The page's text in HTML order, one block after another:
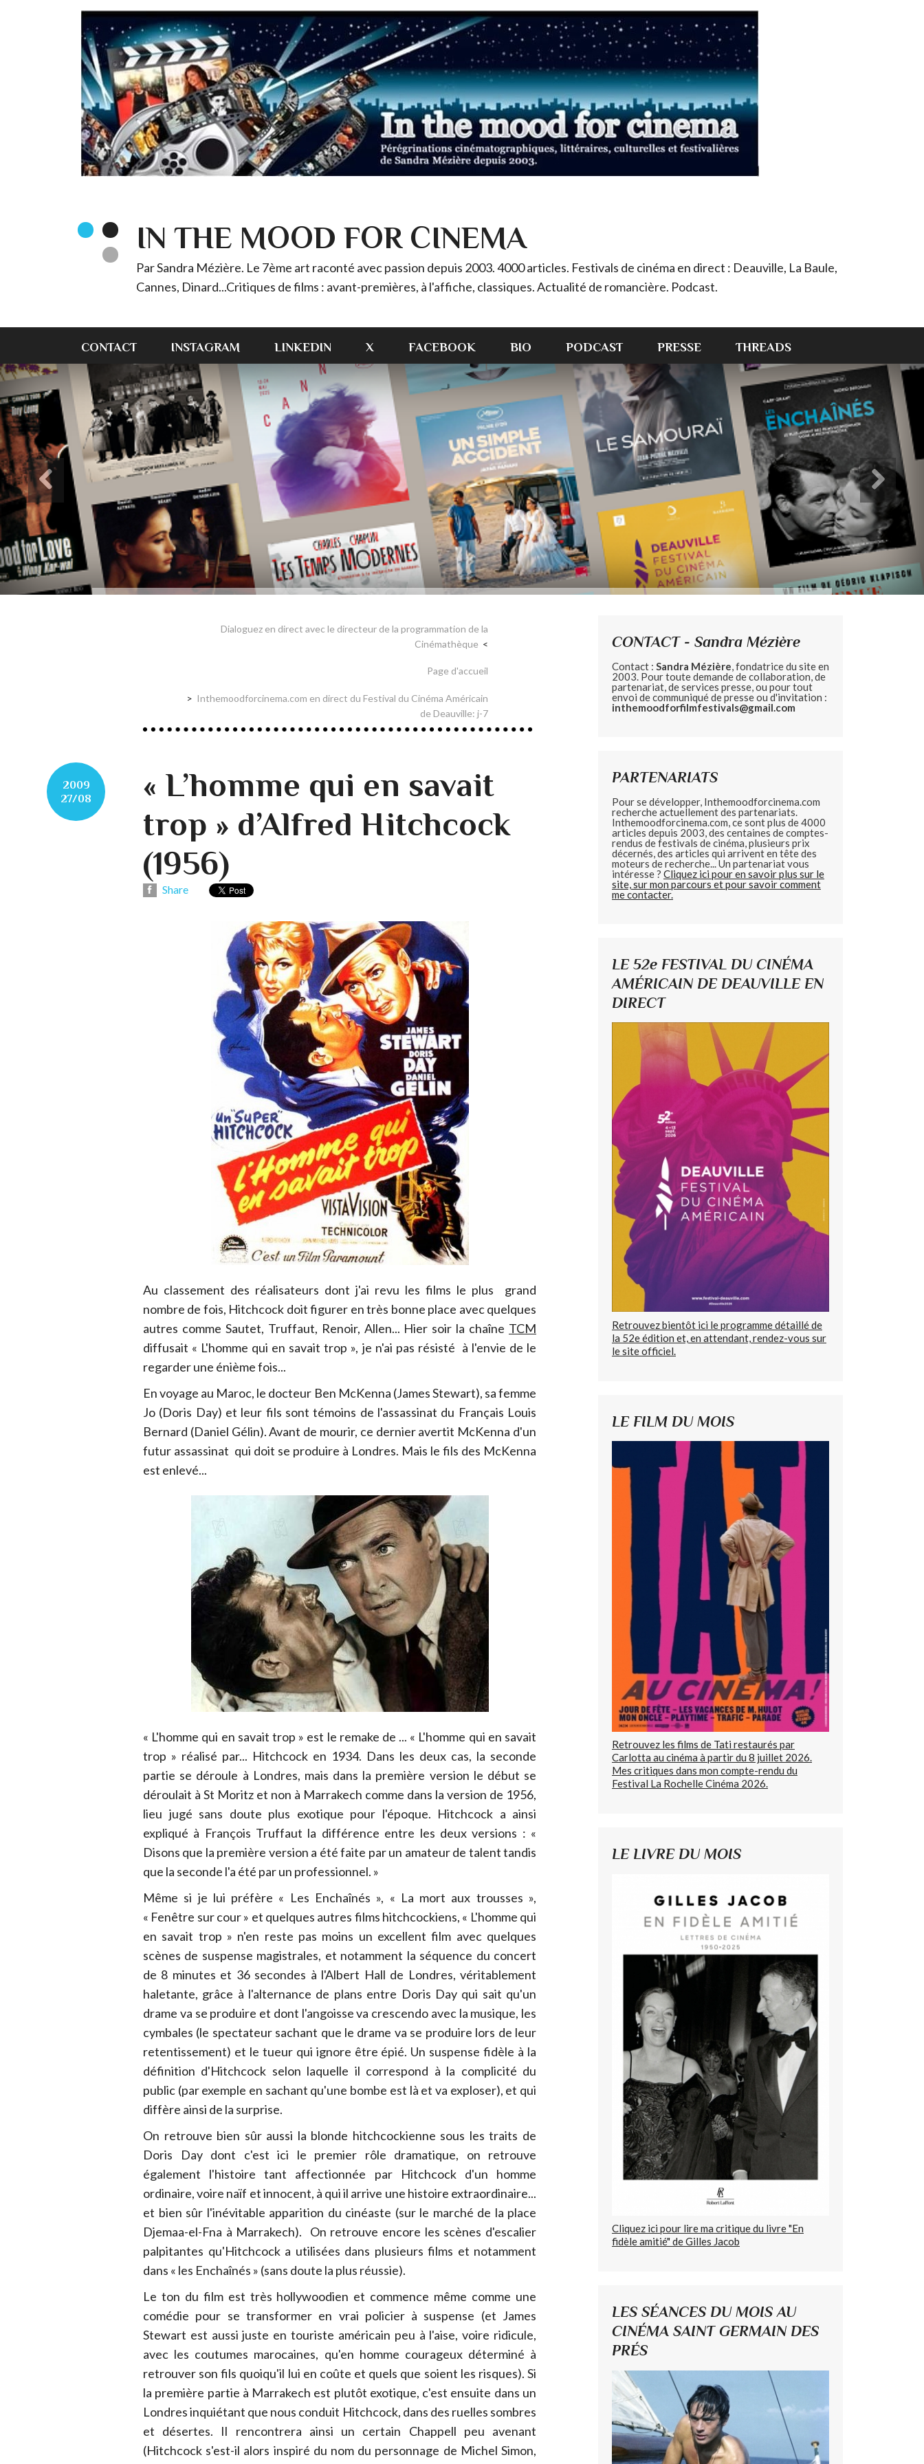
IN THE MOOD FOR CINEMA
Par Sandra Mézière. Le 7ème art raconté avec passion depuis 2003. 4000 articles. Festivals de cinéma en direct : Deauville, La Baule,
Cannes, Dinard...Critiques de films : avant-premières, à l'affiche, classiques. Actualité de romancière. Podcast.
CONTACT INSTAGRAM LINKEDIN X FACEBOOK BIO PODCAST PRESSE THREADS
Dialoguez en direct avec le directeur de la programmation de la
Cinémathèque
Page d'accueil
Inthemoodforcinema.com en direct du Festival du Cinéma Américain
de Deauville: j-7
2009
27/08
« L’homme qui en savait
trop » d’Alfred Hitchcock
(1956)
Share
Au classement des réalisateurs dont j'ai revu les films le plus grand
nombre de fois, Hitchcock doit figurer en très bonne place avec quelques
autres comme Sautet, Truffaut, Renoir, Allen... Hier soir la chaîne TCM
diffusait « L'homme qui en savait trop », je n'ai pas résisté à l'envie de le
regarder une énième fois...
En voyage au Maroc, le docteur Ben McKenna (James Stewart), sa femme
Jo (Doris Day) et leur fils sont témoins de l'assassinat du Français Louis
Bernard (Daniel Gélin). Avant de mourir, ce dernier avertit McKenna d'un
futur assassinat qui doit se produire à Londres. Mais le fils des McKenna
est enlevé...
« L'homme qui en savait trop » est le remake de ... « L'homme qui en savait
trop » réalisé par... Hitchcock en 1934. Dans les deux cas, la seconde
partie se déroule à Londres, mais dans la première version le début se
déroulait à St Moritz et non à Marrakech comme dans la version de 1956,
lieu jugé sans doute plus exotique pour l'époque. Hitchcock a ainsi
expliqué à François Truffaut la différence entre les deux versions : «
Disons que la première version a été faite par un amateur de talent tandis
que la seconde l'a été par un professionnel. »
Même si je lui préfère « Les Enchaînés », « La mort aux trousses »,
« Fenêtre sur cour » et quelques autres films hitchcockiens, « L'homme qui
en savait trop » n'en reste pas moins un excellent film avec quelques
scènes de suspense magistrales, et notamment la séquence du concert
de 8 minutes et 36 secondes à l'Albert Hall de Londres, véritablement
haletante, grâce à l'alternance de plans entre Doris Day qui sait qu'un
drame va se produire et dont l'angoisse va crescendo avec la musique, les
cymbales (le spectateur sachant que le drame va se produire lors de leur
retentissement) et le tueur qui ignore être épié. Un suspense fidèle à la
définition d'Hitchcock selon laquelle il correspond à la complicité du
public (par exemple en sachant qu'une bombe est là et va exploser), et qui
diffère ainsi de la surprise.
On retrouve bien sûr aussi la blonde hitchcockienne sous les traits de
Doris Day dont c'est ici le premier rôle dramatique, on retrouve
également l'histoire tant affectionnée par Hitchcock d'un homme
ordinaire, voire naïf et innocent, à qui il arrive une histoire extraordinaire...
et bien sûr l'inévitable apparition du cinéaste (sur le marché de la place
Djemaa-el-Fna à Marrakech). On retrouve encore les scènes d'escalier
palpitantes qu'Hitchcock a utilisées dans plusieurs films et notamment
dans « les Enchaînés » (sans doute la plus réussie).
Le ton du film est très hollywoodien et commence même comme une
comédie pour se transformer en vrai policier à suspense (et James
Stewart est aussi juste en touriste américain peu à l'aise, voire ridicule,
avec les coutumes marocaines, qu'en homme courageux déterminé à
retrouver son fils quoiqu'il lui en coûte et quels que soient les risques). Si
la première partie à Marrakech est plutôt exotique, c'est ensuite dans un
Londres inquiétant que nous conduit Hitchcock, dans des ruelles sombres
et désertes. Il rencontrera ainsi un certain Chappell peu avenant
(Hitchcock s'est-il alors inspiré du nom du personnage de Michel Simon,
CONTACT - Sandra Mézière
Contact : Sandra Mézière, fondatrice du site en
2003. Pour toute demande de collaboration, de
partenariat, de services presse, ou pour tout
envoi de communiqué de presse ou d'invitation :
inthemoodforfilmfestivals@gmail.com
PARTENARIATS
Pour se développer, Inthemoodforcinema.com
recherche actuellement des partenariats.
Inthemoodforcinema.com, ce sont plus de 4000
articles depuis 2003, des centaines de comptes-
rendus de festivals de cinéma, plusieurs prix
décernés, des articles qui arrivent en tête des
moteurs de recherche... Un partenariat vous
intéresse ? Cliquez ici pour en savoir plus sur le
site, sur mon parcours et pour savoir comment
me contacter.
LE 52e FESTIVAL DU CINÉMA
AMÉRICAIN DE DEAUVILLE EN
DIRECT
Retrouvez bientôt ici le programme détaillé de
la 52e édition et, en attendant, rendez-vous sur
le site officiel.
LE FILM DU MOIS
Retrouvez les films de Tati restaurés par
Carlotta au cinéma à partir du 8 juillet 2026.
Mes critiques dans mon compte-rendu du
Festival La Rochelle Cinéma 2026.
LE LIVRE DU MOIS
Cliquez ici pour lire ma critique du livre "En
fidèle amitié" de Gilles Jacob
LES SÉANCES DU MOIS AU
CINÉMA SAINT GERMAIN DES
PRÉS